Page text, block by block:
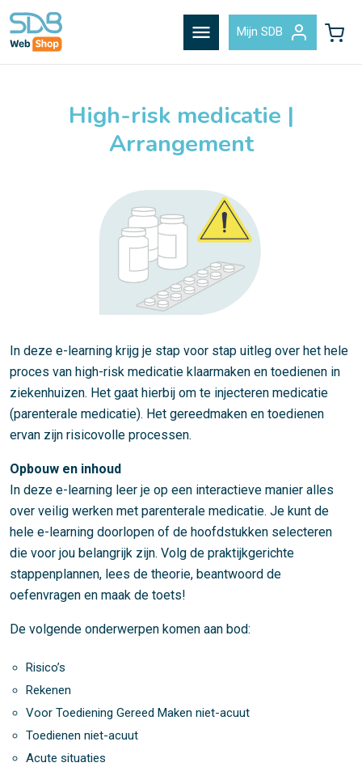
menu Mijn SDB
High-risk medicatie |
Arrangement
In deze e-learning krijg je stap voor stap uitleg over het hele
proces van high-risk medicatie klaarmaken en toedienen in
ziekenhuizen. Het gaat hierbij om te injecteren medicatie
(parenterale medicatie). Het gereedmaken en toedienen
ervan zijn risicovolle processen.
Opbouw en inhoud
In deze e-learning leer je op een interactieve manier alles
over veilig werken met parenterale medicatie. Je kunt de
hele e-learning doorlopen of de hoofdstukken selecteren
die voor jou belangrijk zijn. Volg de praktijkgerichte
stappenplannen, lees de theorie, beantwoord de
oefenvragen en maak de toets!
De volgende onderwerpen komen aan bod:
Risico’s
Rekenen
Voor Toediening Gereed Maken niet-acuut
Toedienen niet-acuut
Acute situaties